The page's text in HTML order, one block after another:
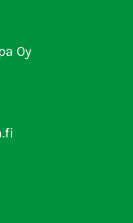
Oy